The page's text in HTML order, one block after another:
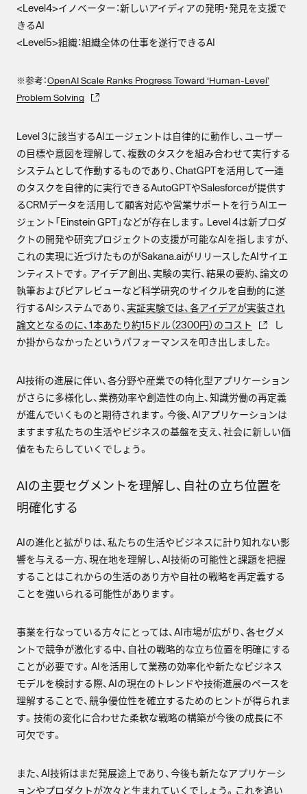
<Level4>イノベーター：新しいアイディアの発明・発見を支援で
きるAI
<Level5>組織：組織全体の仕事を遂行できるAI
※参考：OpenAI Scale Ranks Progress Toward ‘Human-Level’
Problem Solving
Level 3に該当するAIエージェントは自律的に動作し、ユーザー
の目標や意図を理解して、複数のタスクを組み合わせて実行する
システムとして作動するものであり、ChatGPTを活用して一連
のタスクを自律的に実行できるAutoGPTやSalesforceが提供す
るCRMデータを活用して顧客対応や営業サポートを行うAIエー
ジェント「Einstein GPT」などが存在します。Level 4は新プロダ
クトの開発や研究プロジェクトの支援が可能なAIを指しますが、
これの実現に近づけたものがSakana.aiがリリースしたAIサイエ
ンティストです。アイデア創出、実験の実行、結果の要約、論文の
執筆およびピアレビューなど科学研究のサイクルを自動的に遂
行するAIシステムであり、 実証実験では、各アイデアが実装され
論文となるのに、1本あたり約15ドル（2300円）のコスト
し
か掛からなかったというパフォーマンスを叩き出しました。
AI技術の進展に伴い、各分野や産業での特化型アプリケーション
がさらに多様化し、業務効率や創造性の向上、知識労働の再定義
が進んでいくものと期待されます。今後、AIアプリケーションは
ますます私たちの生活やビジネスの基盤を支え、社会に新しい価
値をもたらしていくでしょう。
AIの主要セグメントを理解し、自社の立ち位置を
明確化する
AIの進化と拡がりは、私たちの生活やビジネスに計り知れない影
響を与える一方、現在地を理解し、AI技術の可能性と課題を把握
することはこれからの生活のあり方や自社の戦略を再定義する
ことを強いられる可能性があります。
事業を行なっている方々にとっては、AI市場が広がり、各セグメ
ントで競争が激化する中、自社の戦略的な立ち位置を明確にする
ことが必要です。AIを活用して業務の効率化や新たなビジネス
モデルを検討する際、AIの現在のトレンドや技術進展のペースを
理解することで、競争優位性を確立するためのヒントが得られま
す。技術の変化に合わせた柔軟な戦略の構築が今後の成長に不
可欠です。
また、AI技術はまだ発展途上であり、今後も新たなアプリケーシ
ョンやプロダクトが次々と生まれていくでしょう。これを追い